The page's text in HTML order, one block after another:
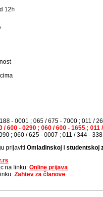
12h
- 0001 ; 065 / 675 - 7000 ; 011 /
600 - 0290 ; 060 / 600 - 1655 ; 011
; 060 / 625 - 0007 ; 011 / 344 -
prijaviti Omladinskoj i studentskoj
na linku: Online prijava
Zahtev za članove